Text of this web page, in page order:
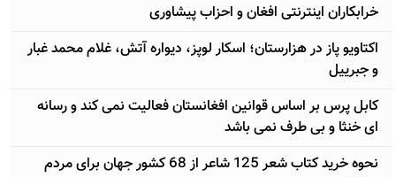
خرابکاران اینترنتی افغان و احزاب پیشاوری
اکتاویو پاز در هزارستان؛ اسکار لوپز، دیواره آتش، غلام محمد غبار
و جبرییل
کابل پرس بر اساس قوانین افغانستان فعالیت نمی کند و رسانه
ای خنثا و بی طرف نمی باشد
نحوه خرید کتاب شعر 125 شاعر از 68 کشور جهان برای مردم